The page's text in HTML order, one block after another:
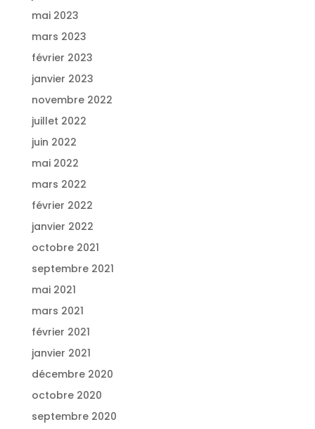
mai 2023
mars 2023
février 2023
janvier 2023
novembre 2022
juillet 2022
juin 2022
mai 2022
mars 2022
février 2022
janvier 2022
octobre 2021
septembre 2021
mai 2021
mars 2021
février 2021
janvier 2021
décembre 2020
octobre 2020
septembre 2020